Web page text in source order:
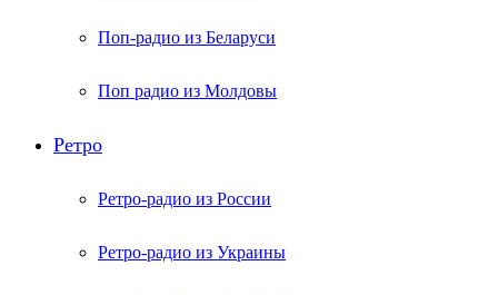
Поп-радио из Беларуси
Поп радио из Молдовы
Ретро
Ретро-радио из России
Ретро-радио из Украины